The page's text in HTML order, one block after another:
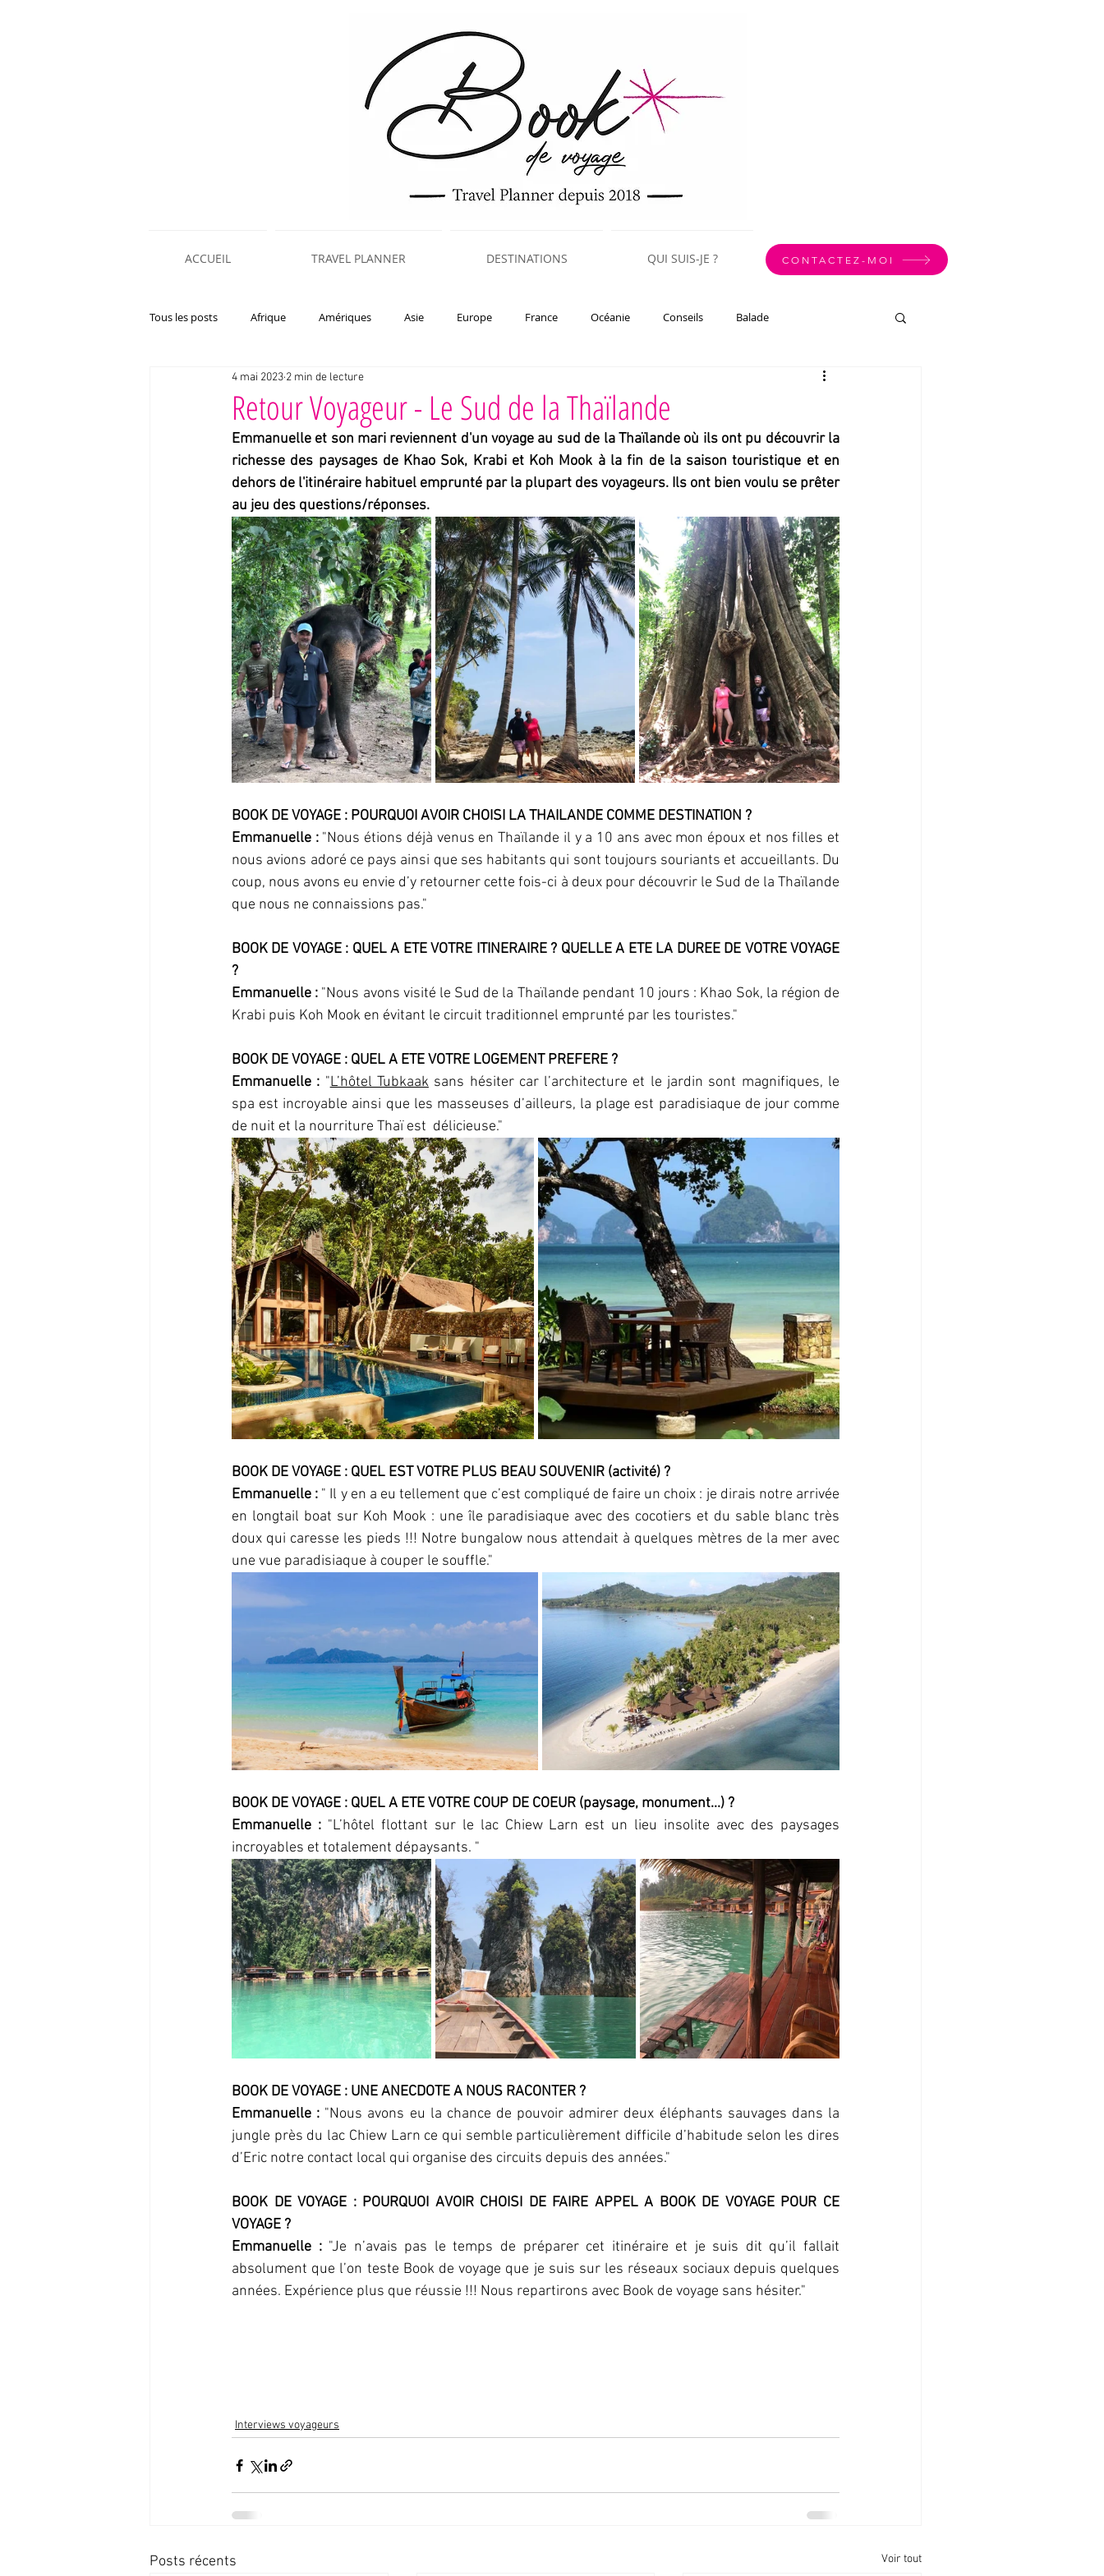
ACCUEIL TRAVEL PLANNER DESTINATIONS QUI SUIS-JE ? CONTACTEZ-MOI
Tous les posts Afrique Amériques Asie Europe France Océanie Conseils Balade
Interviews voyageurs Expériences
Retour Voyageur - Le Sud de la Thaïlande
4 mai 2023 2 min de lecture
Emmanuelle et son mari reviennent d'un voyage au sud de la Thaïlande où ils ont pu découvrir la
richesse des paysages de Khao Sok, Krabi et Koh Mook à la fin de la saison touristique et en
dehors de l'itinéraire habituel emprunté par la plupart des voyageurs. Ils ont bien voulu se prêter
au jeu des questions/réponses.
BOOK DE VOYAGE : POURQUOI AVOIR CHOISI LA THAILANDE COMME DESTINATION ?
Emmanuelle : "Nous étions déjà venus en Thaïlande il y a 10 ans avec mon époux et nos filles et
nous avions adoré ce pays ainsi que ses habitants qui sont toujours souriants et accueillants. Du
coup, nous avons eu envie d’y retourner cette fois-ci à deux pour découvrir le Sud de la Thaïlande
que nous ne connaissions pas."
BOOK DE VOYAGE : QUEL A ETE VOTRE ITINERAIRE ? QUELLE A ETE LA DUREE DE VOTRE VOYAGE
?
Emmanuelle : "Nous avons visité le Sud de la Thaïlande pendant 10 jours : Khao Sok, la région de
Krabi puis Koh Mook en évitant le circuit traditionnel emprunté par les touristes."
BOOK DE VOYAGE : QUEL A ETE VOTRE LOGEMENT PREFERE ?
Emmanuelle : "L’hôtel Tubkaak sans hésiter car l’architecture et le jardin sont magnifiques, le
spa est incroyable ainsi que les masseuses d’ailleurs, la plage est paradisiaque de jour comme
de nuit et la nourriture Thaï est  délicieuse."
BOOK DE VOYAGE : QUEL EST VOTRE PLUS BEAU SOUVENIR (activité) ?
Emmanuelle : " Il y en a eu tellement que c’est compliqué de faire un choix : je dirais notre arrivée
en longtail boat sur Koh Mook : une île paradisiaque avec des cocotiers et du sable blanc très
doux qui caresse les pieds !!! Notre bungalow nous attendait à quelques mètres de la mer avec
une vue paradisiaque à couper le souffle."
BOOK DE VOYAGE : QUEL A ETE VOTRE COUP DE COEUR (paysage, monument...) ?
Emmanuelle : "L’hôtel flottant sur le lac Chiew Larn est un lieu insolite avec des paysages
incroyables et totalement dépaysants. "
BOOK DE VOYAGE : UNE ANECDOTE A NOUS RACONTER ?
Emmanuelle : "Nous avons eu la chance de pouvoir admirer deux éléphants sauvages dans la
jungle près du lac Chiew Larn ce qui semble particulièrement difficile d’habitude selon les dires
d’Eric notre contact local qui organise des circuits depuis des années."
BOOK DE VOYAGE : POURQUOI AVOIR CHOISI DE FAIRE APPEL A BOOK DE VOYAGE POUR CE
VOYAGE ?
Emmanuelle : "Je n’avais pas le temps de préparer cet itinéraire et je suis dit qu’il fallait
absolument que l’on teste Book de voyage que je suis sur les réseaux sociaux depuis quelques
années. Expérience plus que réussie !!! Nous repartirons avec Book de voyage sans hésiter."
Interviews voyageurs
Posts récents Voir tout